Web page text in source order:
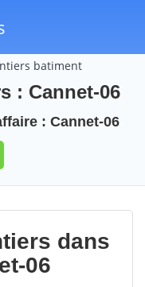
batiment
: Cannet-06
: Cannet-06
dans
06